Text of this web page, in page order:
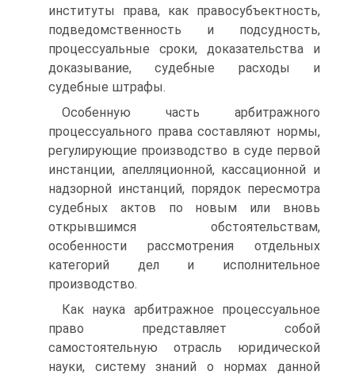
институты права, как правосубъектность,
подведомственность и подсудность,
процессуальные сроки, доказательства и
доказывание, судебные расходы и
судебные штрафы.
Особенную часть арбитражного
процессуального права составляют нормы,
регулирующие производство в суде первой
инстанции, апелляционной, кассационной и
надзорной инстанций, порядок пересмотра
судебных актов по новым или вновь
открывшимся обстоятельствам,
особенности рассмотрения отдельных
категорий дел и исполнительное
производство.
Как наука арбитражное процессуальное
право представляет собой
самостоятельную отрасль юридической
науки, систему знаний о нормах данной